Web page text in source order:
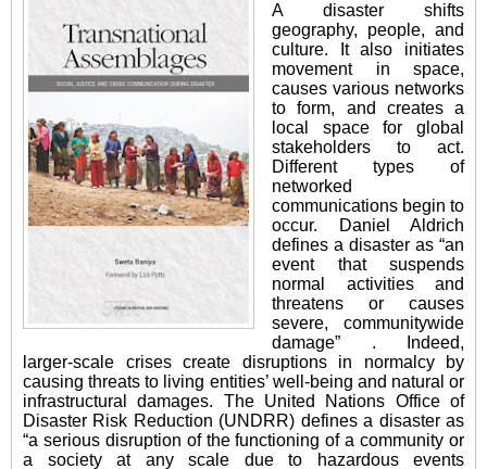
A disaster shifts
geography, people, and
culture. It also initiates
movement in space,
causes various networks
to form, and creates a
local space for global
stakeholders to act.
Different types of
networked
communications begin to
occur. Daniel Aldrich
defines a disaster as “an
event that suspends
normal activities and
threatens or causes
severe, communitywide
damage” . Indeed,
larger-scale crises create disruptions in normalcy by
causing threats to living entities’ well-being and natural or
infrastructural damages. The United Nations Office of
Disaster Risk Reduction (UNDRR) defines a disaster as
“a serious disruption of the functioning of a community or
a society at any scale due to hazardous events